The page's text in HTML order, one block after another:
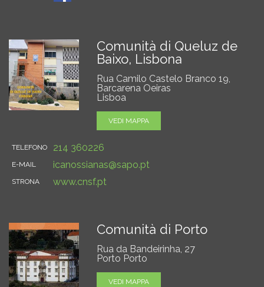
Comunità di Queluz de
Baixo, Lisbona
Rua Camilo Castelo Branco 19,
Barcarena Oeiras
Lisboa
VEDI MAPPA
TELEFONO 214 360226
E-MAIL icanossianas@sapo.pt
STRONA www.cnsf.pt
Comunità di Porto
Rua da Bandeirinha, 27
Porto Porto
VEDI MAPPA